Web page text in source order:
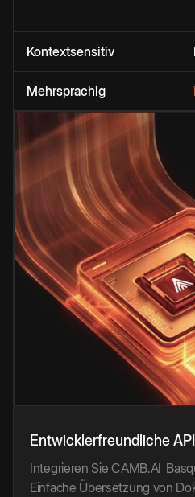
Kontextsensitiv
Mehrsprachig
Entwicklerfreundliche
Integrieren Sie CAMB.AI
Einfache Übersetzung von